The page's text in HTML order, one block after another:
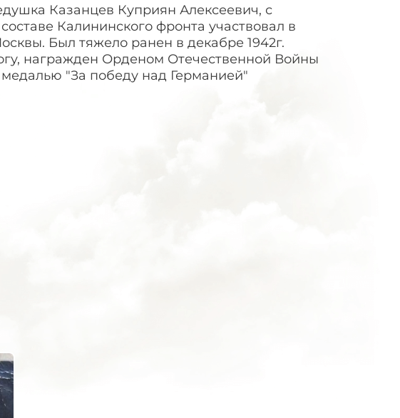
Казанцев Куприян Алексеевич, с
составе Калининского фронта участвовал в
Был тяжело ранен в декабре 1942г.
награжден Орденом Отечественной Войны
медалью "За победу над Германией"